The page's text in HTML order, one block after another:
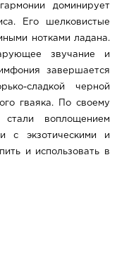
доминирует
Его шелковистые
нотками ладана.
звучание и
завершается
сладкой черной
гваяка. По своему
воплощением
с экзотическими и
и использовать в